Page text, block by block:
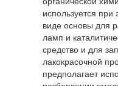
используется при
виде основы для
ламп и
средство и для
лакокрасочной
предполагает